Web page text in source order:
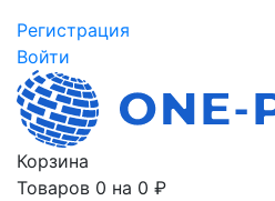
Регистрация
Войти
Корзина
Товаров 0 на 0 ₽